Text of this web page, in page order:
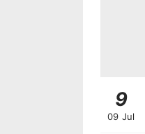
9
09 Jul